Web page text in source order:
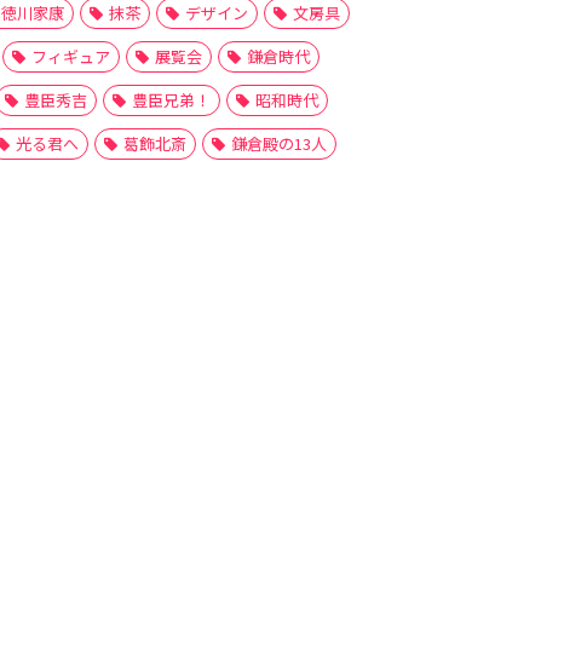
徳川家康
抹茶 デザイン
文房具
フィギュア
展覧会
鎌倉時代
豊臣秀吉
豊臣兄弟！
昭和時代
光る君へ
葛飾北斎 鎌倉殿の13人